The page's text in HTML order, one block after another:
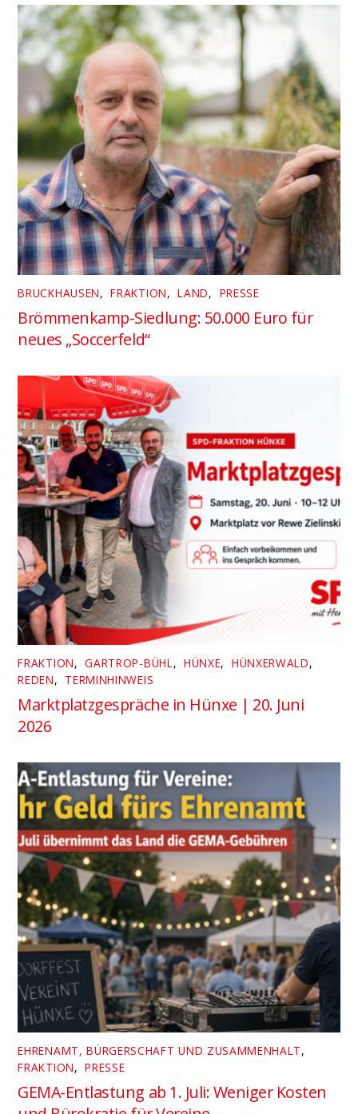
BRUCKHAUSEN, FRAKTION, LAND, PRESSE
Brömmenkamp-Siedlung: 50.000 Euro für
neues „Soccerfeld“
FRAKTION, GARTROP-BÜHL, HÜNXE, HÜNXERWALD,
REDEN, TERMINHINWEIS
Marktplatzgespräche in Hünxe | 20. Juni
2026
EHRENAMT, BÜRGERSCHAFT UND ZUSAMMENHALT,
FRAKTION, PRESSE
GEMA-Entlastung ab 1. Juli: Weniger Kosten